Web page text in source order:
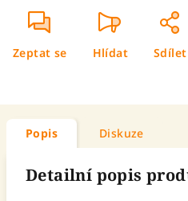
Zeptat se Hlídat Sdílet
Popis Diskuze
Detailní popis